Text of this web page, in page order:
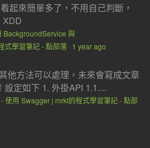
起來簡單多了，不用自己判斷，
XDD
BackgroundService 與
式學習筆記 - 點部落· 1 year ago
他方法可以處理，未來會寫成文章
定如下 1. 外掛API 1.1....
使用 Swagger | mrkt的程式學習筆記 - 點部